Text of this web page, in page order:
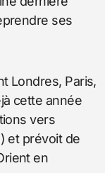
ses
Londres, Paris,
cette année
vers
et prévoit de
en